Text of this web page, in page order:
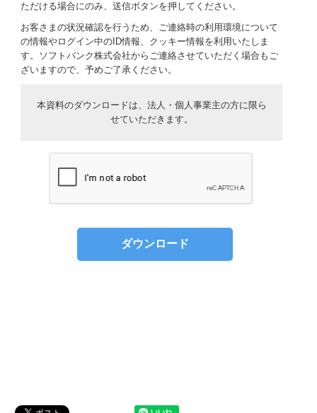
ただける場合にのみ、送信ボタンを押してください。
お客さまの状況確認を行うため、ご連絡時の利用環境について
の情報やログイン中のID情報、クッキー情報を利用いたしま
す。ソフトバンク株式会社からご連絡させていただく場合もご
ざいますので、予めご了承ください。
本資料のダウンロードは、法人・個人事業主の方に限ら
せていただきます。